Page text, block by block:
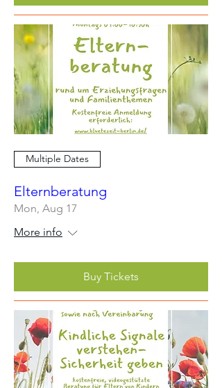
Multiple Dates
Elternberatung
Mon, Aug 17
More info
Buy Tickets